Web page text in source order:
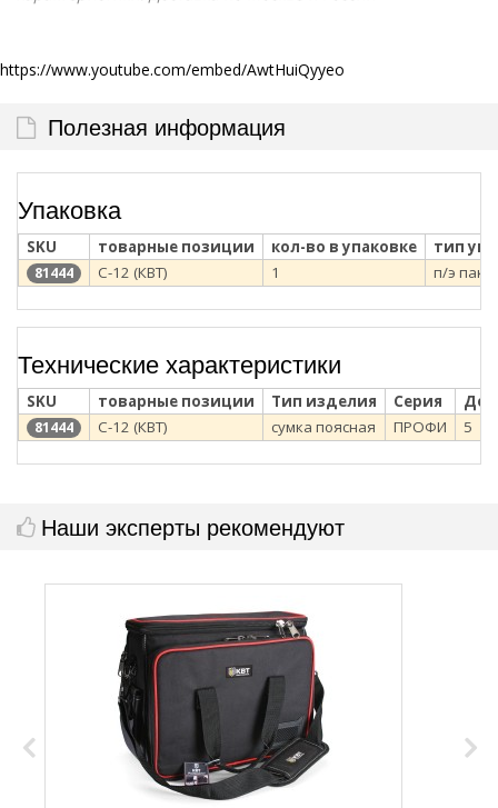
https://www.youtube.com/embed/AwtHuiQyyeo
Полезная информация
Упаковка
SKU товарные позиции кол-во в упаковке тип
81444 С-12 (КВТ) 1 п/э
Технические характеристики
SKU товарные позиции Тип изделия Серия
81444 С-12 (КВТ) сумка поясная ПРОФИ 5
Наши эксперты рекомендуют